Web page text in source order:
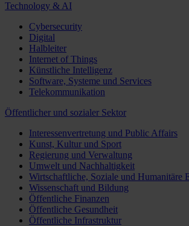
Technology & AI
Cybersecurity
Digital
Halbleiter
Internet of Things
Künstliche Intelligenz
Software, Systeme und Services
Telekommunikation
Öffentlicher und sozialer Sektor
Interessenvertretung und Public Affairs
Kunst, Kultur und Sport
Regierung und Verwaltung
Umwelt und Nachhaltigkeit
Wirtschaftliche, Soziale und Humanitäre
Wissenschaft und Bildung
Öffentliche Finanzen
Öffentliche Gesundheit
Öffentliche Infrastruktur